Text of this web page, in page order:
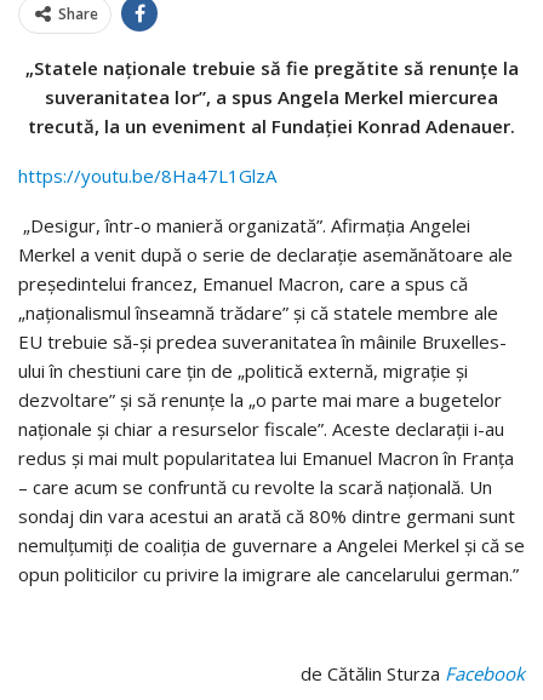
Share
„Statele naționale trebuie să fie pregătite să renunțe la
suveranitatea lor”, a spus Angela Merkel miercurea
trecută, la un eveniment al Fundației Konrad Adenauer.
https://youtu.be/8Ha47L1GlzA
„Desigur, într-o manieră organizată”. Afirmația Angelei
Merkel a venit după o serie de declarație asemănătoare ale
președintelui francez, Emanuel Macron, care a spus că
„naționalismul înseamnă trădare” și că statele membre ale
EU trebuie să-și predea suveranitatea în mâinile Bruxelles-
ului în chestiuni care țin de „politică externă, migrație și
dezvoltare” și să renunțe la „o parte mai mare a bugetelor
naționale și chiar a resurselor fiscale”. Aceste declarații i-au
redus și mai mult popularitatea lui Emanuel Macron în Franța
– care acum se confruntă cu revolte la scară națională. Un
sondaj din vara acestui an arată că 80% dintre germani sunt
nemulțumiți de coaliția de guvernare a Angelei Merkel și că se
opun politicilor cu privire la imigrare ale cancelarului german.”
de Cătălin Sturza Facebook